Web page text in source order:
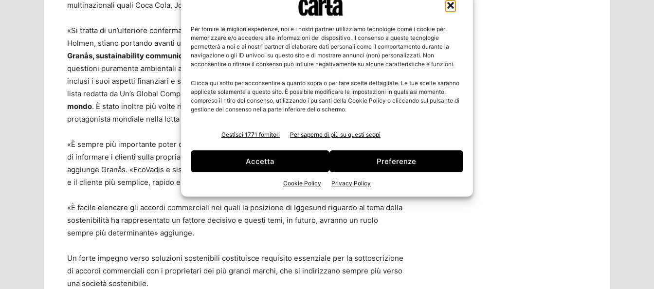
Per fornire le migliori esperienze, noi e i nostri partner utilizziamo tecnologie come i cookie per
memorizzare e/o accedere alle informazioni del dispositivo. Il consenso a queste tecnologie
permetterà a noi e ai nostri partner di elaborare dati personali come il comportamento durante la
navigazione o gli ID univoci su questo sito e di mostrare annunci (non) personalizzati. Non
acconsentire o ritirare il consenso può influire negativamente su alcune caratteristiche e funzioni.
Clicca qui sotto per acconsentire a quanto sopra o per fare scelte dettagliate. Le tue scelte saranno
applicate solamente a questo sito. È possibile modificare le impostazioni in qualsiasi momento,
compreso il ritiro del consenso, utilizzando i pulsanti della Cookie Policy o cliccando sul pulsante di
gestione del consenso nella parte inferiore dello schermo.
Gestisci 1771 fornitori Per saperne di più su questi scopi
Accetta Preferenze
Cookie Policy Privacy Policy
multinazionali quali Coca Cola, Johnson & Johnson, Nestlé, L’Oreal ed Heineken.
«Si tratta di un’ulteriore conferma di come Iggesund Paperboard e la sua società madre, il gruppo
Holmen, stiano portando avanti una solida strategia di sviluppo sostenibile – commentaJohan
Granås, sustainability communications manager di Iggesund. «Nel tempo si è passati da
questioni puramente ambientali all’attuale coinvolgimento dell’intero settore della sostenibilità,
inclusi i suoi aspetti finanziari e sociali». Negli ultimi dieci anni, ilgruppo Holmenè apparso nella
lista redatta da Un’s Global Compact e Corporate Knights delle cento aziende più sostenibili al
mondo. È stato inoltre più volte riconosciuto da CDP, Carbon Disclosure Project, come
protagonista mondiale nella lotta ai cambiamenti climatici.
«È sempre più importante poter documentare la sostenibilità del proprio lavoro ed essere in grado
di informare i clienti sulla propria posizione al riguardo. Ed è qui che entra in gioco EcoVadis»
aggiunge Granås. «EcoVadis e sistemi analoghi rendono lo scambio di informazioni tra il fornitore
e il cliente più semplice, rapido e trasparente».
«È facile elencare gli accordi commerciali nei quali la posizione di Iggesund riguardo al tema della
sostenibilità ha rappresentato un fattore decisivo e questi temi, in futuro, avranno un ruolo
sempre più determinante» aggiunge.
Un forte impegno verso soluzioni sostenibili costituisce requisito essenziale per la sottoscrizione
di accordi commerciali con i proprietari dei più grandi marchi, che si indirizzano sempre più verso
una società sostenibile.